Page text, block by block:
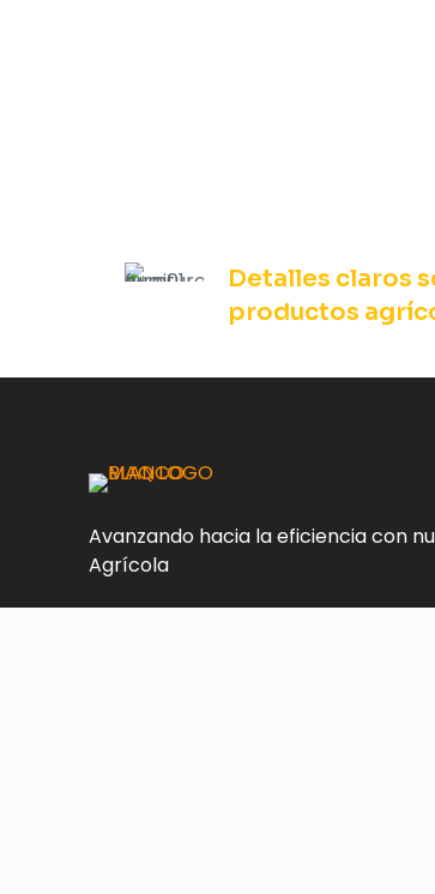
Detalles claros
productos
Avanzando hacia la eficiencia con
Agrícola